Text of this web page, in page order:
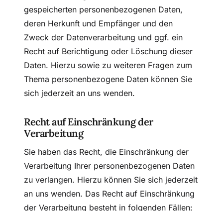
gespeicherten personenbezogenen Daten,
deren Herkunft und Empfänger und den
Zweck der Datenverarbeitung und ggf. ein
Recht auf Berichtigung oder Löschung dieser
Daten. Hierzu sowie zu weiteren Fragen zum
Thema personenbezogene Daten können Sie
sich jederzeit an uns wenden.
Recht auf Einschränkung der
Verarbeitung
Sie haben das Recht, die Einschränkung der
Verarbeitung Ihrer personenbezogenen Daten
zu verlangen. Hierzu können Sie sich jederzeit
an uns wenden. Das Recht auf Einschränkung
der Verarbeitung besteht in folgenden Fällen: